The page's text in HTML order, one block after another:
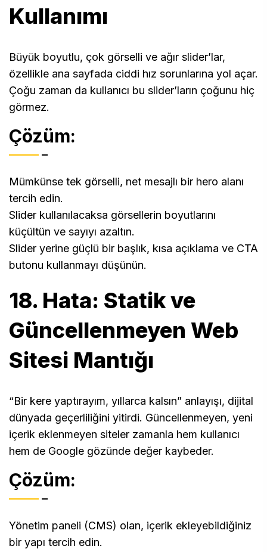
Kullanımı
Büyük boyutlu, çok görselli ve ağır slider’lar,
özellikle ana sayfada ciddi hız sorunlarına yol açar.
Çoğu zaman da kullanıcı bu slider’ların çoğunu hiç
görmez.
Çözüm:
Mümkünse tek görselli, net mesajlı bir hero alanı
tercih edin.
Slider kullanılacaksa görsellerin boyutlarını
küçültün ve sayıyı azaltın.
Slider yerine güçlü bir başlık, kısa açıklama ve CTA
butonu kullanmayı düşünün.
18. Hata: Statik ve
Güncellenmeyen Web
Sitesi Mantığı
“Bir kere yaptırayım, yıllarca kalsın” anlayışı, dijital
dünyada geçerliliğini yitirdi. Güncellenmeyen, yeni
içerik eklenmeyen siteler zamanla hem kullanıcı
hem de Google gözünde değer kaybeder.
Çözüm:
Yönetim paneli (CMS) olan, içerik ekleyebildiğiniz
bir yapı tercih edin.